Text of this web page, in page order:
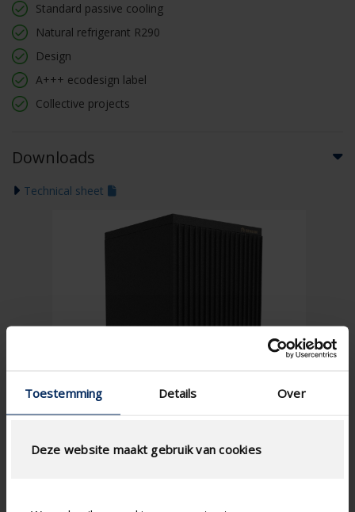
Toestemming Details Over
Deze website maakt gebruik van cookies
Standard passive cooling
Natural refrigerant R290
Design
A+++ ecodesign label
Collective projects
Downloads
Technical sheet